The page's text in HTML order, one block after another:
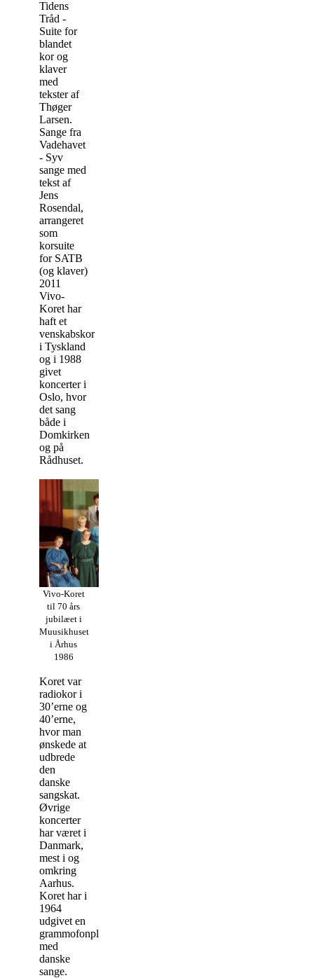
Tidens
Tråd -
Suite for
blandet
kor og
klaver
med
tekster af
Thøger
Larsen.
Sange fra
Vadehavet
- Syv
sange med
tekst af
Jens
Rosendal,
arrangeret
som
korsuite
for SATB
(og klaver)
2011
Vivo-
Koret har
haft et
venskabskor
i Tyskland
og i 1988
givet
koncerter i
Oslo, hvor
det sang
både i
Domkirken
og på
Rådhuset.
Vivo-Koret
til 70 års
jubilæet i
Muusikhuset
i Århus
1986
Koret var
radiokor i
30’erne og
40’erne,
hvor man
ønskede at
udbrede
den
danske
sangskat.
Øvrige
koncerter
har været i
Danmark,
mest i og
omkring
Aarhus.
Koret har i
1964
udgivet en
grammofonplade
med
danske
sange.